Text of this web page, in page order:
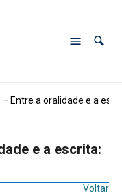
– Entre a oralidade e a
e a escrita:
Voltar